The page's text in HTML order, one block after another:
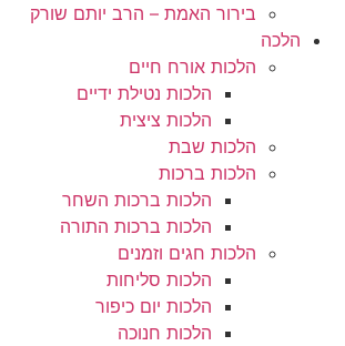
בירור האמת – הרב יותם שורק
הלכה
הלכות אורח חיים
הלכות נטילת ידיים
הלכות ציצית
הלכות שבת
הלכות ברכות
הלכות ברכות השחר
הלכות ברכות התורה
הלכות חגים וזמנים
הלכות סליחות
הלכות יום כיפור
הלכות חנוכה